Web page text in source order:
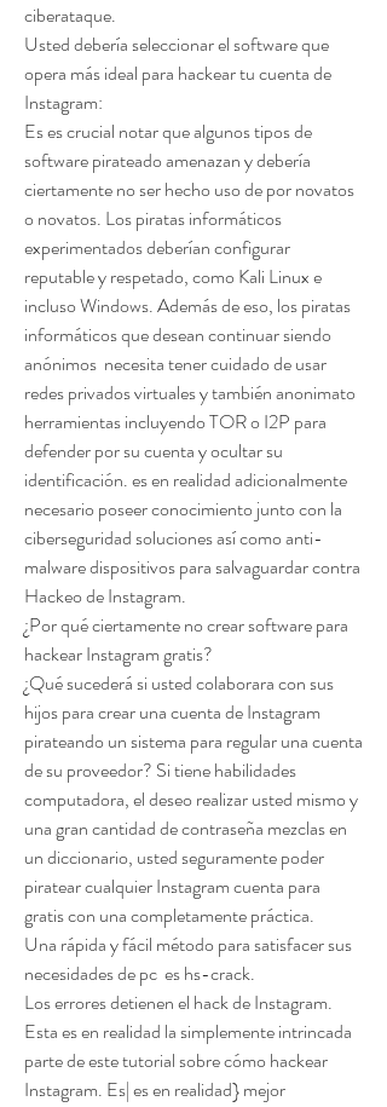
ciberataque.
Usted debería seleccionar el software que
opera más ideal para hackear tu cuenta de
Instagram:
Es es crucial notar que algunos tipos de
software pirateado amenazan y debería
ciertamente no ser hecho uso de por novatos
o novatos. Los piratas informáticos
experimentados deberían configurar
reputable y respetado, como Kali Linux e
incluso Windows. Además de eso, los piratas
informáticos que desean continuar siendo
anónimos  necesita tener cuidado de usar
redes privados virtuales y también anonimato
herramientas incluyendo TOR o I2P para
defender por su cuenta y ocultar su
identificación. es en realidad adicionalmente
necesario poseer conocimiento junto con la
ciberseguridad soluciones así como anti-
malware dispositivos para salvaguardar contra
Hackeo de Instagram.
¿Por qué ciertamente no crear software para
hackear Instagram gratis?
¿Qué sucederá si usted colaborara con sus
hijos para crear una cuenta de Instagram
pirateando un sistema para regular una cuenta
de su proveedor? Si tiene habilidades
computadora, el deseo realizar usted mismo y
una gran cantidad de contraseña mezclas en
un diccionario, usted seguramente poder
piratear cualquier Instagram cuenta para
gratis con una completamente práctica.
Una rápida y fácil método para satisfacer sus
necesidades de pc  es hs-crack.
Los errores detienen el hack de Instagram.
Esta es en realidad la simplemente intrincada
parte de este tutorial sobre cómo hackear
Instagram. Es| es en realidad} mejor